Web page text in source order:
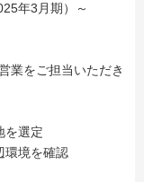
年3月期）～
業をご担当いただき
を選定
環境を確認